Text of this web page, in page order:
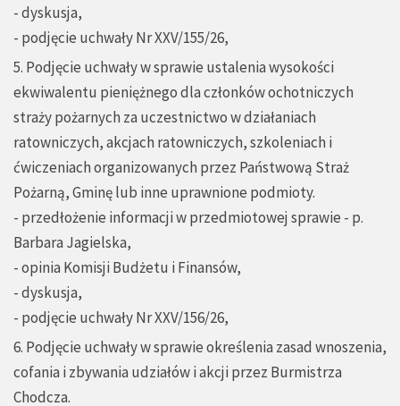
- dyskusja,
- podjęcie uchwały Nr XXV/155/26,
5. Podjęcie uchwały w sprawie ustalenia wysokości
ekwiwalentu pieniężnego dla członków ochotniczych
straży pożarnych za uczestnictwo w działaniach
ratowniczych, akcjach ratowniczych, szkoleniach i
ćwiczeniach organizowanych przez Państwową Straż
Pożarną, Gminę lub inne uprawnione podmioty.
- przedłożenie informacji w przedmiotowej sprawie - p.
Barbara Jagielska,
- opinia Komisji Budżetu i Finansów,
- dyskusja,
- podjęcie uchwały Nr XXV/156/26,
6. Podjęcie uchwały w sprawie określenia zasad wnoszenia,
cofania i zbywania udziałów i akcji przez Burmistrza
Chodcza.